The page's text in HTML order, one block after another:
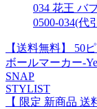
034 花王 バ
0500-034(代
【送料無料】 50
ボールマーカー-
SNAP
STYLIST
【 限定 新商品